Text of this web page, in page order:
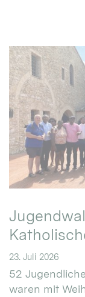
23. Juli 2026
52
waren mit